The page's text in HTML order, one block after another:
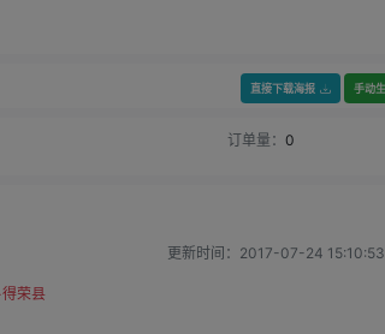
直接下载海报 手动
订单量： 0
更新时间： 2017-07-24 15:10:53
荣县